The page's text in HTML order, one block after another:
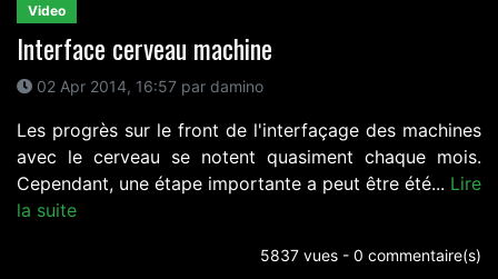
Video
Interface cerveau machine
02 Apr 2014, 16:57 par damino
Les progrès sur le front de l'interfaçage des machines
avec le cerveau se notent quasiment chaque mois.
Cependant, une étape importante a peut être été... Lire
la suite
5837 vues - 0 commentaire(s)